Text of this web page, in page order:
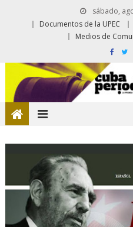
sábado,
Documentos de la UPEC
Medios de